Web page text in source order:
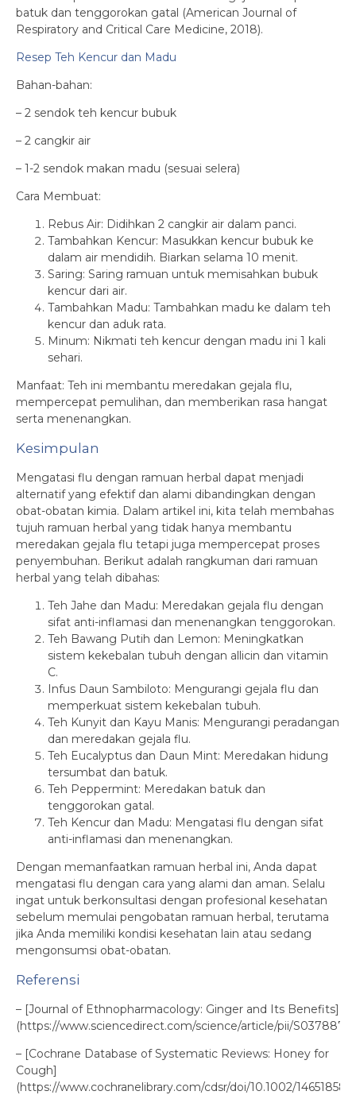
batuk dan tenggorokan gatal (American Journal of
Respiratory and Critical Care Medicine, 2018).
Resep Teh Kencur dan Madu
Bahan-bahan:
– 2 sendok teh kencur bubuk
– 2 cangkir air
– 1-2 sendok makan madu (sesuai selera)
Cara Membuat:
Rebus Air: Didihkan 2 cangkir air dalam panci.
Tambahkan Kencur: Masukkan kencur bubuk ke
dalam air mendidih. Biarkan selama 10 menit.
Saring: Saring ramuan untuk memisahkan bubuk
kencur dari air.
Tambahkan Madu: Tambahkan madu ke dalam teh
kencur dan aduk rata.
Minum: Nikmati teh kencur dengan madu ini 1 kali
sehari.
Manfaat: Teh ini membantu meredakan gejala flu,
mempercepat pemulihan, dan memberikan rasa hangat
serta menenangkan.
Kesimpulan
Mengatasi flu dengan ramuan herbal dapat menjadi
alternatif yang efektif dan alami dibandingkan dengan
obat-obatan kimia. Dalam artikel ini, kita telah membahas
tujuh ramuan herbal yang tidak hanya membantu
meredakan gejala flu tetapi juga mempercepat proses
penyembuhan. Berikut adalah rangkuman dari ramuan
herbal yang telah dibahas:
Teh Jahe dan Madu: Meredakan gejala flu dengan
sifat anti-inflamasi dan menenangkan tenggorokan.
Teh Bawang Putih dan Lemon: Meningkatkan
sistem kekebalan tubuh dengan allicin dan vitamin
C.
Infus Daun Sambiloto: Mengurangi gejala flu dan
memperkuat sistem kekebalan tubuh.
Teh Kunyit dan Kayu Manis: Mengurangi peradangan
dan meredakan gejala flu.
Teh Eucalyptus dan Daun Mint: Meredakan hidung
tersumbat dan batuk.
Teh Peppermint: Meredakan batuk dan
tenggorokan gatal.
Teh Kencur dan Madu: Mengatasi flu dengan sifat
anti-inflamasi dan menenangkan.
Dengan memanfaatkan ramuan herbal ini, Anda dapat
mengatasi flu dengan cara yang alami dan aman. Selalu
ingat untuk berkonsultasi dengan profesional kesehatan
sebelum memulai pengobatan ramuan herbal, terutama
jika Anda memiliki kondisi kesehatan lain atau sedang
mengonsumsi obat-obatan.
Referensi
– [Journal of Ethnopharmacology: Ginger and Its Benefits]
(https://www.sciencedirect.com/science/article/pii/
– [Cochrane Database of Systematic Reviews: Honey for
Cough]
(https://www.cochranelibrary.com/cdsr/doi/10.1002/